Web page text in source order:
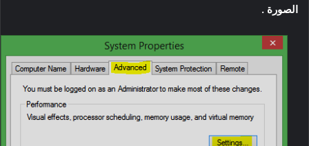
الصورة .